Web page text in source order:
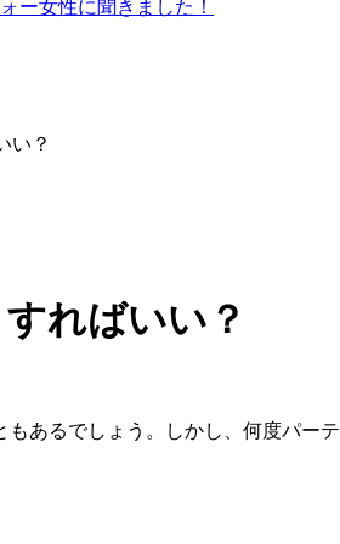
ー女性に聞きました！
い？
ればいい？
あるでしょう。しかし、何度パー